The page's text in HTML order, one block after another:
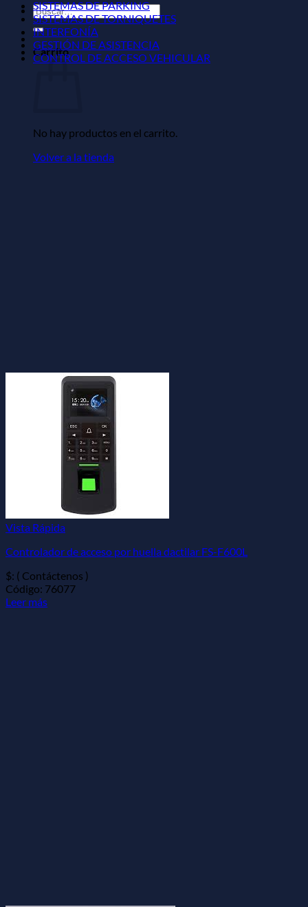
Buscar
por:
Carrito
No hay productos en el carrito.
Volver a la tienda
SISTEMAS DE PARKING
SISTEMAS DE TORNIQUETES
INTERFONÍA
GESTIÓN DE ASISTENCIA
CONTROL DE ACCESO VEHICULAR
Vista Rápida
Controlador de acceso por huella dactilar FS-F600L
$: ( Contáctenos )
Código: 76077
Leer más